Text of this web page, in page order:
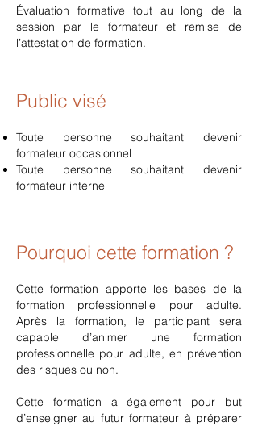
Évaluation formative tout au long de la
session par le formateur et remise de
l’attestation de formation.
Public visé
Toute personne souhaitant devenir
formateur occasionnel
Toute personne souhaitant devenir
formateur interne
Pourquoi cette formation ?
Cette formation apporte les bases de la
formation professionnelle pour adulte.
Après la formation, le participant sera
capable d’animer une formation
professionnelle pour adulte, en prévention
des risques ou non.
Cette formation a également pour but
d’enseigner au futur formateur à préparer